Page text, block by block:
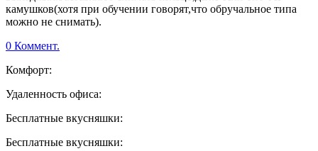
камушков(хотя при обучении говорят,что обручальное типа
можно не снимать).
0 Коммент.
Комфорт:
Удаленность офиса:
Бесплатные вкусняшки:
Бесплатные вкусняшки: